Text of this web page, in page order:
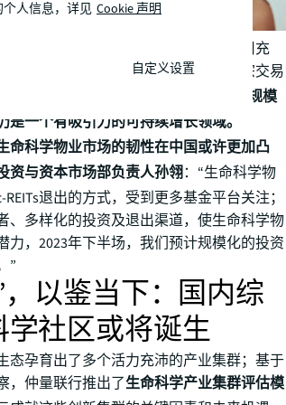
熟的市场，美国相关物业市场资金仍旧充
看，近年来，美国市场生命科学物业大宗交易
增长到每年超过100亿美元。
尽管市场规模
是一个有吸引力的可持续增长领域。
命科学物业市场的韧性在中国或许更加凸
资与资本市场部负责人孙翎 ：“生命科学物
退出的方式，受到更多基金平台关注；
、多样化的投资及退出渠道，使生命科学物
力，2023年下半场，我们预计规模化的投资
”
以鉴当下：国内综
社区或将诞生
态孕育出了多个活力充沛的产业集群；基于
，仲量联行推出了生命科学产业集群评估模
人信息，详见 Cookie 声明
自定义设置